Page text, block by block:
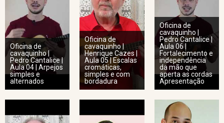
Oficina de
cavaquinho |
Pedro Cantalice |
Aula 04 | Arpejos
simples e
alternados
Oficina de
cavaquinho |
Henrique Cazes |
Aula 05 | Escalas
cromáticas,
simples e com
bordadura
Oficina de
cavaquinho |
Pedro Cantalice |
Aula 06 |
Fortalecimento e
independência
da mão que
aperta as cordas
Apresentação